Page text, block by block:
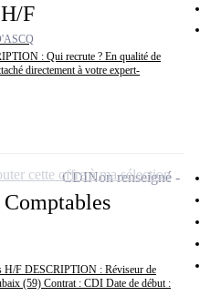
F
: Qui recrute ? En qualité de
directement à votre expert-
H/F DESCRIPTION : Réviseur de
(59) Contrat : CDI Date de début :
CDINon renseigné
cette offre à ma sélection